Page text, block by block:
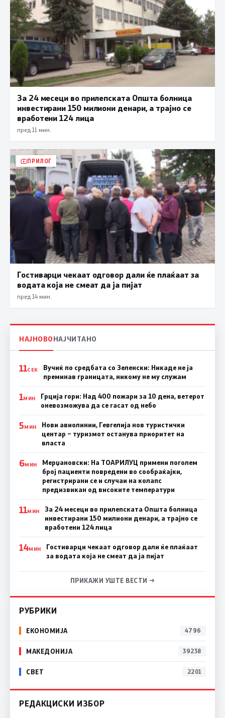
За 24 месеци во прилепската Општа болница
инвестирани 150 милиони денари, а трајно се
вработени 124 лица
пред 11 мин.
ПРИЛОГ
Гостиварци чекаат одговор дали ќе плаќаат за
водата која не смеат да ја пијат
пред 14 мин.
НАЈНОВОНАЈЧИТАНО
11СЕК
Вучиќ по средбата со Зеленски: Никаде не ја
преминав границата, никому не му служам
1МИН
Грција гори: Над 400 пожари за 10 дена, ветерот
оневозможува да се гасат од небо
5МИН
Нови авиолинии, Гевгелија нов туристички
центар – туризмот останува приоритет на
власта
6МИН
Мерџановски: На ТОАРИЛУЦ примени поголем
број пациенти повредени во сообраќајки,
регистрирани се и случаи на колапс
предизвикан од високите температури
11МИН
За 24 месеци во прилепската Општа болница
инвестирани 150 милиони денари, а трајно се
вработени 124 лица
14МИН
Гостиварци чекаат одговор дали ќе плаќаат
за водата која не смеат да ја пијат
ПРИКАЖИ УШТЕ ВЕСТИ →
РУБРИКИ
ЕКОНОМИЈА 4796
МАКЕДОНИЈА 39238
СВЕТ 2201
РЕДАКЦИСКИ ИЗБОР